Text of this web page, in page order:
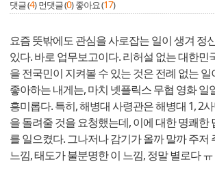
댓글 (4) 먼댓글 (0) 좋아요 (17)
요즘 뜻밖에도 관심을 사로잡는 일이 생겨 정
있다. 바로 업무보고이다. 리허설 없는 대한민
을 전국민이 지켜볼 수 있는 것은 전례 없는
좋아하는 내게는, 마치 넷플릭스 무협 영화 일
흥미롭다. 특히, 해병대 사령관은 해병대 1, 2
을 돌려줄 것을 요청했는데, 이에 대한 명쾌한
를 일으켰다. 그나저나 감기가 올까 말까 주저
느낌, 태도가 불분명한 이 느낌, 정말 별로다 ㅠ